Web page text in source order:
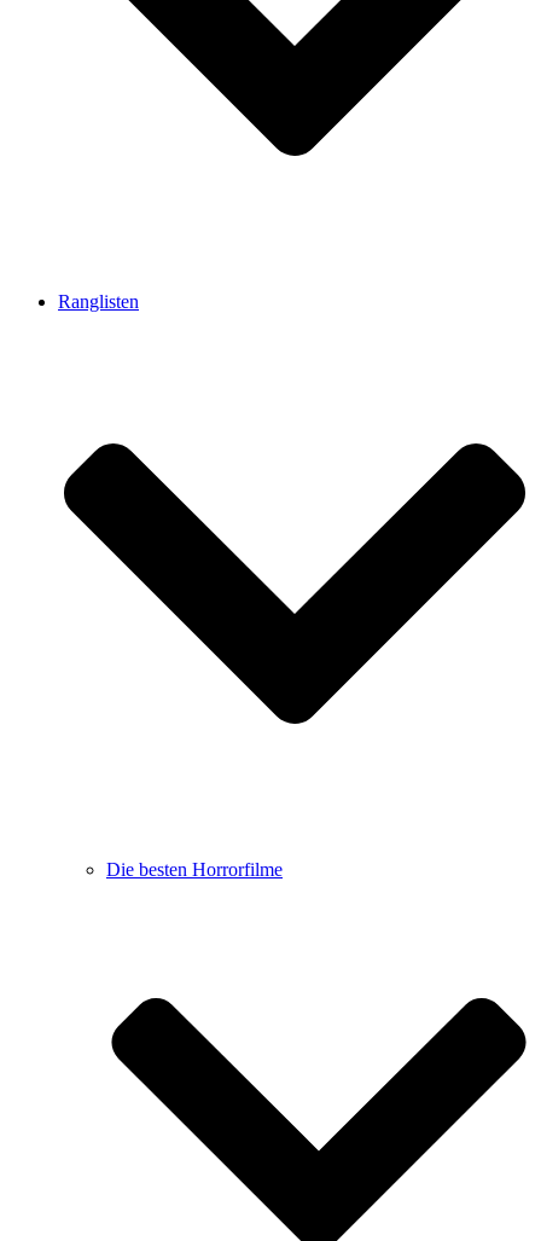
Ranglisten
Die besten Horrorfilme